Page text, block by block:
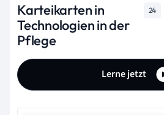
Karteikarten in
Technologien in der
Pflege
24
Lerne jetzt